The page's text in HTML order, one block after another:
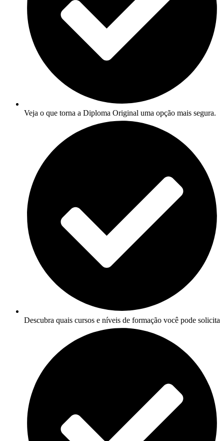
Veja o que torna a Diploma Original uma opção mais segura.
Descubra quais cursos e níveis de formação você pode solicita